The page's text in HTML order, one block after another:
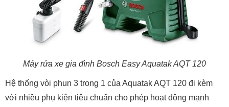
Máy rửa xe gia đình Bosch Easy Aquatak AQT 120
Hệ thống vòi phun 3 trong 1 của Aquatak AQT 120 đi kèm
với nhiều phụ kiện tiêu chuẩn cho phép hoạt động mạnh